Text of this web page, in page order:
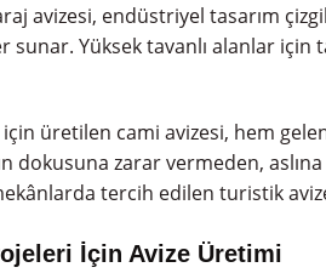
avizesi, endüstriyel tasarım
sunar. Yüksek tavanlı alanlar
üretilen cami avizesi, hem
dokusuna zarar vermeden,
tercih edilen turistik
İçin Avize Üretimi